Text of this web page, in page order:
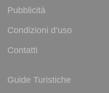
Pubblicità
Condizioni d’uso
Contatti
Guide Turistiche